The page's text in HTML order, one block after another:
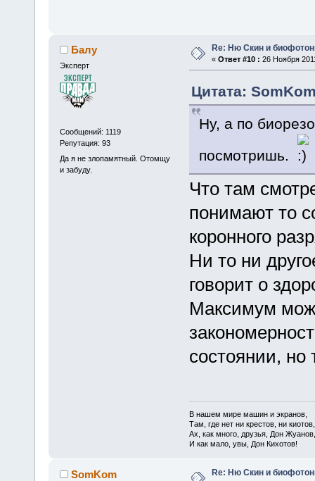
Балу
Эксперт
Сообщений: 1119
Репутация: 93
Да я не злопамятный. Отомщу
и забуду.
Re: Ню Скин и
« Ответ #10 : 26 Ноября
Цитата:
Ну, а по
посмотришь.
Что там
понимают то
коронного
Ни то ни
говорит о
Максимум
состоянии, но
В нашем мире машин и экранов,
Там, где нет ни крестов, ни киотов,
Ах, как много, друзья, Дон Жуанов,
И как мало, увы, Дон Кихотов!
SomKom Re: Ню Скин и